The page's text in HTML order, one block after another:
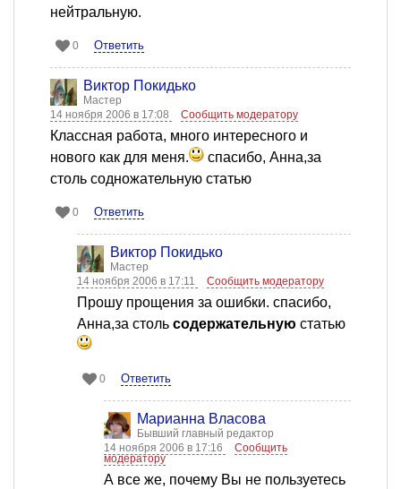
нейтральную.
0 Ответить
Виктор Покидько
Мастер
14 ноября 2006 в 17:08
Сообщить модератору
Классная работа, много интересного и
нового как для меня.
спасибо, Анна,за
столь содножательную статью
0 Ответить
Виктор Покидько
Мастер
14 ноября 2006 в 17:11
Сообщить модератору
Прошу прощения за ошибки. спасибо,
Анна,за столь содержательную статью
0 Ответить
Марианна Власова
Бывший главный редактор
14 ноября 2006 в 17:16
Сообщить
модератору
А все же, почему Вы не пользуетесь